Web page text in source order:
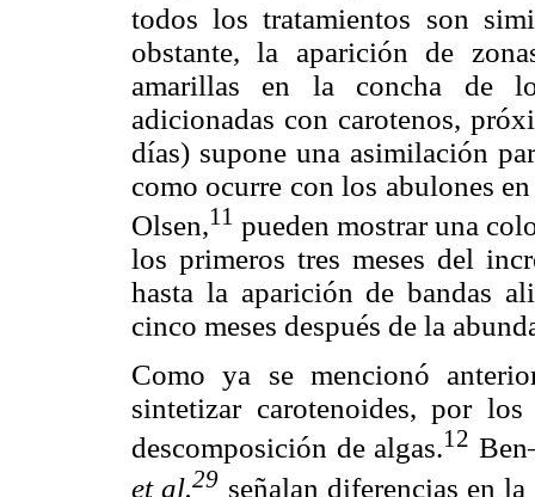
todos los tratamientos son
obstante, la aparición de
amarillas en la concha de
adicionadas con carotenos,
días) supone una asimilación
como ocurre con los abulones
Olsen,11 pueden mostrar una
los primeros tres meses del
hasta la aparición de bandas
cinco meses después de la
Como ya se mencionó
sintetizar carotenoides, por
descomposición de algas.12
et al.29 señalan diferencias en